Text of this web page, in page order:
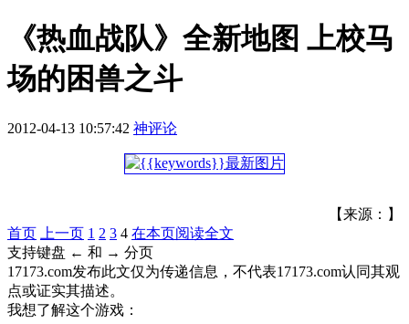
《热血战队》全新地图 上校马
场的困兽之斗
2012-04-13 10:57:42 神评论
【来源：】
首页
上一页 1 2 3 4 在本页阅读全文
支持键盘 ← 和 → 分页
17173.com发布此文仅为传递信息，不代表17173.com认同其观
点或证实其描述。
我想了解这个游戏：